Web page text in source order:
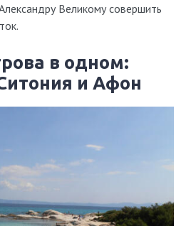
Великому совершить
и Афон